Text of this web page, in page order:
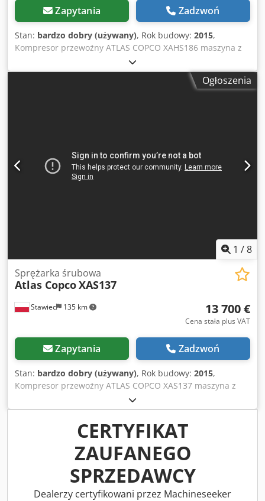
Zapytania Zadzwoń
Stan: bardzo dobry (używany), Rok budowy: 2015,
Kompresor przewoźny ATLAS COPCO XAHS186 maszyna z
chłodnicą końcową po pełnym serwisie Csdpfx Acjzk
Amxszsha Dane techniczne: wydajność 10,50 m3/min;
ciśnienie robocze 12 Bar; rok produkcji 2015; silnik DEUTZ
Ogłoszenia
1 /8
Stawiec 135 km
Sprężarka śrubowa
Atlas CopcoXAS137
13 700 €
Cena stała plus VAT
Zapytania Zadzwoń
Stan: bardzo dobry (używany), Rok budowy: 2015,
Kompresor przewoźny ATLAS COPCO XAS137 maszyna z
chłodnicą końcową po pełnym serwisie Csdpfx Acozky
Nkezeha Dane techniczne: wydajność 7,70 m3/min;
ciśnienie robocze 7 Bar; rok produkcji 2015 silnik ;KUBOTA
przebieg;2000h kompresor w pełni sprawny,gotowa do
pracy,gwarancja cena netto: 59500zł cena brutto: 73185 zł
maszyna sprowadzona w stanie idealnym Poniżej linki do
CERTYFIKAT
ZAUFANEGO
SPRZEDAWCY
Dealerzy certyfikowani przez Machineseeker